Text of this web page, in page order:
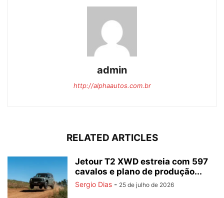
admin
http://alphaautos.com.br
RELATED ARTICLES
Jetour T2 XWD estreia com 597
cavalos e plano de produção...
Sergio Dias - 25 de julho de 2026